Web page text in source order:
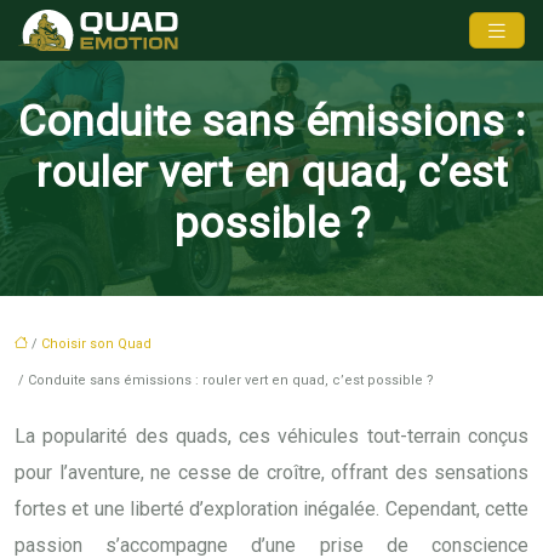
Conduite sans émissions :
rouler vert en quad, c’est
possible ?
/ Choisir son Quad
/ Conduite sans émissions : rouler vert en quad, c’est possible ?
La popularité des quads, ces véhicules tout-terrain conçus
pour l’aventure, ne cesse de croître, offrant des sensations
fortes et une liberté d’exploration inégalée. Cependant, cette
passion s’accompagne d’une prise de conscience